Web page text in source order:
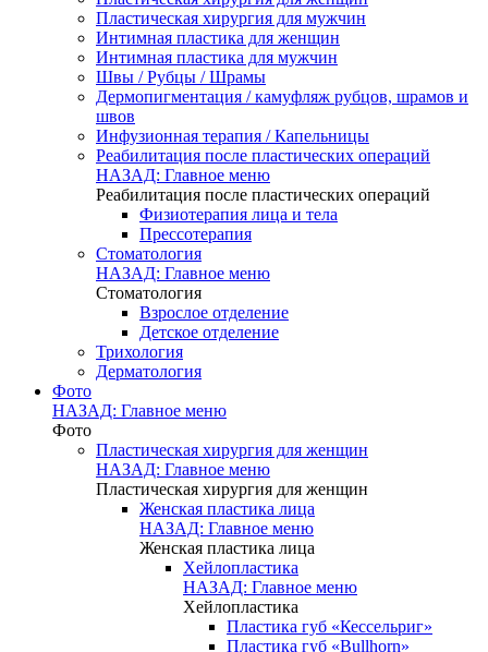
Пластическая хирургия для мужчин
Интимная пластика для женщин
Интимная пластика для мужчин
Швы / Рубцы / Шрамы
Дермопигментация / камуфляж рубцов, шрамов и
швов
Инфузионная терапия / Капельницы
Реабилитация после пластических операций
НАЗАД: Главное меню
Реабилитация после пластических операций
Физиотерапия лица и тела
Прессотерапия
Стоматология
НАЗАД: Главное меню
Стоматология
Взрослое отделение
Детское отделение
Трихология
Дерматология
Фото
НАЗАД: Главное меню
Фото
Пластическая хирургия для женщин
НАЗАД: Главное меню
Пластическая хирургия для женщин
Женская пластика лица
НАЗАД: Главное меню
Женская пластика лица
Хейлопластика
НАЗАД: Главное меню
Хейлопластика
Пластика губ «Кессельриг»
Пластика губ «Bullhorn»